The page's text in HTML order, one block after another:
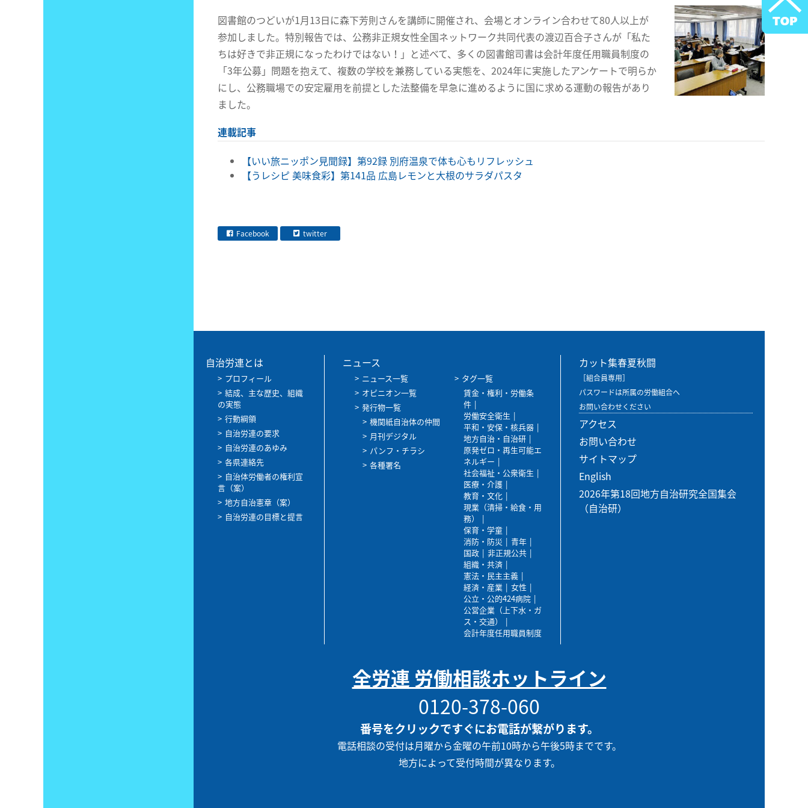
図書館のつどいが1月13日に森下芳則さんを講師に開催され、会場とオンライン合わせて80人以上が
参加しました。特別報告では、公務非正規女性全国ネットワーク共同代表の渡辺百合子さんが「私た
ちは好きで非正規になったわけではない！」と述べて、多くの図書館司書は会計年度任用職員制度の
「3年公募」問題を抱えて、複数の学校を兼務している実態を、2024年に実施したアンケートで明らか
にし、公務職場での安定雇用を前提とした法整備を早急に進めるように国に求める運動の報告があり
ました。
連載記事
【いい旅ニッポン見聞録】第92録 別府温泉で体も心もリフレッシュ
【うレシピ 美味食彩】第141品 広島レモンと大根のサラダパスタ
Facebook twitter
自治労連とは
プロフィール
結成、主な歴史、組織
の実態
行動綱領
自治労連の要求
自治労連のあゆみ
各県連絡先
自治体労働者の権利宣
言（案）
地方自治憲章（案）
自治労連の目標と提言
ニュース
ニュース一覧
オピニオン一覧
発行物一覧
機関紙自治体の仲間
月刊デジタル
パンフ・チラシ
各種署名
タグ一覧
賃金・権利・労働条
件
労働安全衛生
平和・安保・核兵器
地方自治・自治研
原発ゼロ・再生可能エ
ネルギー
社会福祉・公衆衛生
医療・介護
教育・文化
現業（清掃・給食・用
務）
保育・学童
消防・防災
青年
国政
非正規公共
組織・共済
憲法・民主主義
経済・産業
女性
公立・公的424病院
公営企業（上下水・ガ
ス・交通）
会計年度任用職員制度
カット集春夏秋闘
［組合員専用］
パスワードは所属の労働組合へ
お問い合わせください
アクセス
お問い合わせ
サイトマップ
English
2026年第18回地方自治研究全国集会
（自治研）
全労連 労働相談ホットライン
0120-378-060
番号をクリックですぐにお電話が繋がります。
電話相談の受付は月曜から金曜の午前10時から午後5時までです。
地方によって受付時間が異なります。